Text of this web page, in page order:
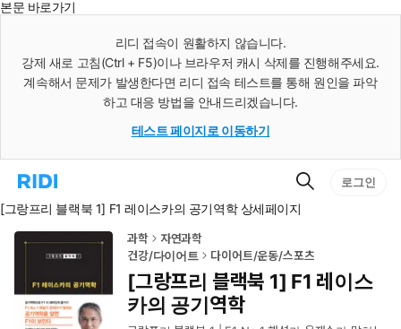
본문 바로가기
리디 접속이 원활하지 않습니다.
강제 새로 고침(Ctrl + F5)이나 브라우저 캐시 삭제를 진행해주세요.
계속해서 문제가 발생한다면 리디 접속 테스트를 통해 원인을 파악
하고 대응 방법을 안내드리겠습니다.
테스트 페이지로 이동하기
리
홈
로
이
검
색
로그인
[그랑프리 블랙북 1] F1 레이스카의 공기역학 상세페이지
과학
자연과학
건강/다이어트
다이어트/운동/스포츠
[그랑프리 블랙북 1] F1 레이스
카의 공기역학